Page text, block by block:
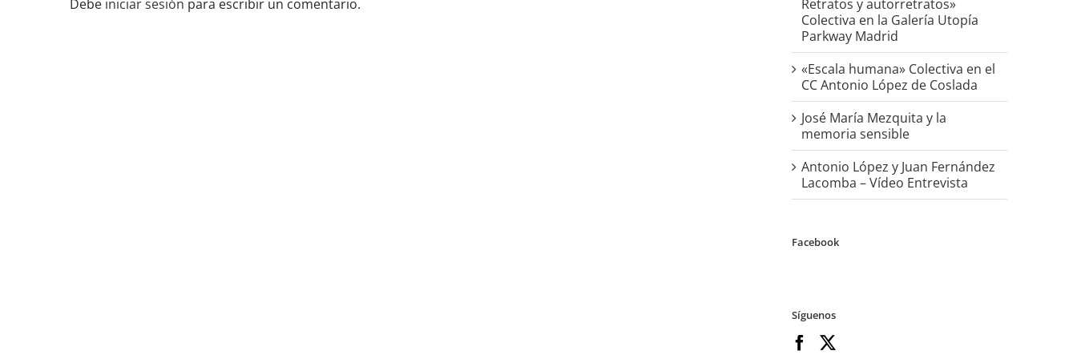
Debe iniciar sesión para escribir un comentario.
Retratos y autorretratos»
Colectiva en la Galería Utopía
Parkway Madrid
«Escala humana» Colectiva en el
CC Antonio López de Coslada
José María Mezquita y la
memoria sensible
Antonio López y Juan Fernández
Lacomba – Vídeo Entrevista
Facebook
Síguenos